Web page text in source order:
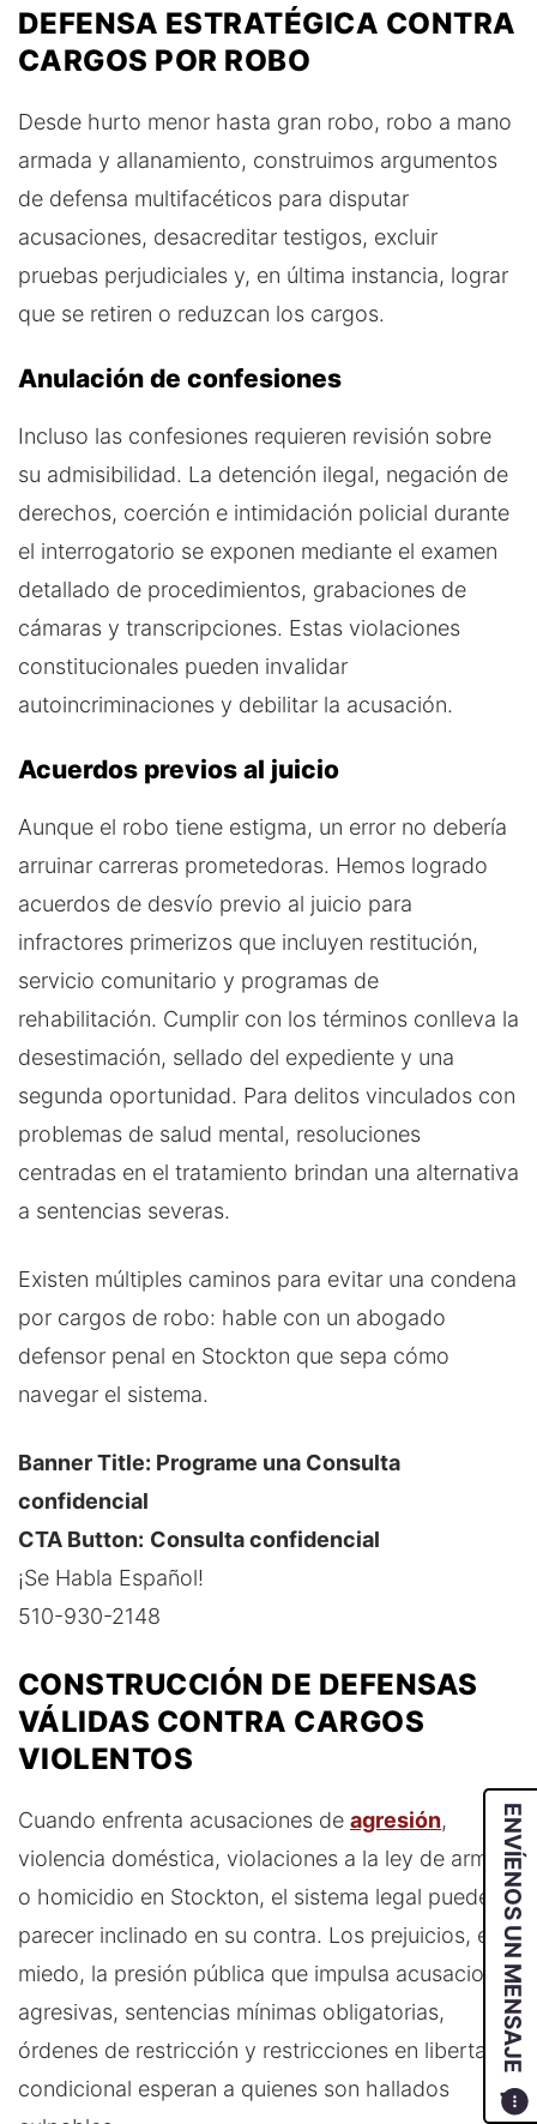
ENVÍENOS UN MENSAJE
DEFENSA ESTRATÉGICA CONTRA
CARGOS POR ROBO
Desde hurto menor hasta gran robo, robo a mano
armada y allanamiento, construimos argumentos
de defensa multifacéticos para disputar
acusaciones, desacreditar testigos, excluir
pruebas perjudiciales y, en última instancia, lograr
que se retiren o reduzcan los cargos.
Anulación de confesiones
Incluso las confesiones requieren revisión sobre
su admisibilidad. La detención ilegal, negación de
derechos, coerción e intimidación policial durante
el interrogatorio se exponen mediante el examen
detallado de procedimientos, grabaciones de
cámaras y transcripciones. Estas violaciones
constitucionales pueden invalidar
autoincriminaciones y debilitar la acusación.
Acuerdos previos al juicio
Aunque el robo tiene estigma, un error no debería
arruinar carreras prometedoras. Hemos logrado
acuerdos de desvío previo al juicio para
infractores primerizos que incluyen restitución,
servicio comunitario y programas de
rehabilitación. Cumplir con los términos conlleva la
desestimación, sellado del expediente y una
segunda oportunidad. Para delitos vinculados con
problemas de salud mental, resoluciones
centradas en el tratamiento brindan una alternativa
a sentencias severas.
Existen múltiples caminos para evitar una condena
por cargos de robo: hable con un abogado
defensor penal en Stockton que sepa cómo
navegar el sistema.
Banner Title: Programe una Consulta
confidencial
CTA Button: Consulta confidencial
¡Se Habla Español!
510-930-2148
CONSTRUCCIÓN DE DEFENSAS
VÁLIDAS CONTRA CARGOS
VIOLENTOS
Cuando enfrenta acusaciones de agresión,
violencia doméstica, violaciones a la ley de armas
o homicidio en Stockton, el sistema legal puede
parecer inclinado en su contra. Los prejuicios, el
miedo, la presión pública que impulsa acusaciones
agresivas, sentencias mínimas obligatorias,
órdenes de restricción y restricciones en libertad
condicional esperan a quienes son hallados